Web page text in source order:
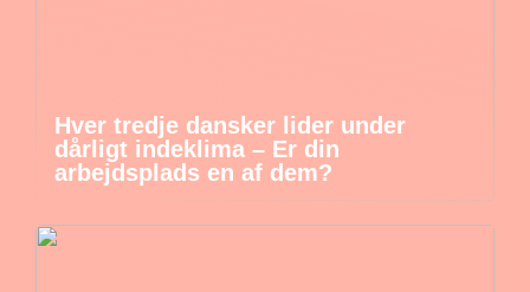
Hver tredje dansker lider under
dårligt indeklima – Er din
arbejdsplads en af dem?